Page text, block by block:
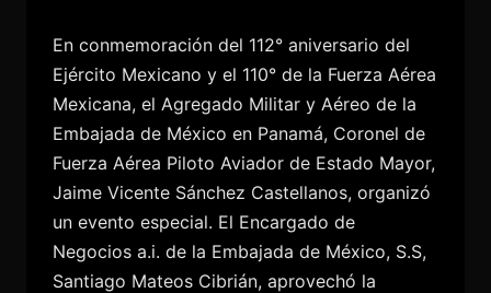
En conmemoración del 112° aniversario del
Ejército Mexicano y el 110° de la Fuerza Aérea
Mexicana, el Agregado Militar y Aéreo de la
Embajada de México en Panamá, Coronel de
Fuerza Aérea Piloto Aviador de Estado Mayor,
Jaime Vicente Sánchez Castellanos, organizó
un evento especial. El Encargado de
Negocios a.i. de la Embajada de México, S.S,
Santiago Mateos Cibrián, aprovechó la